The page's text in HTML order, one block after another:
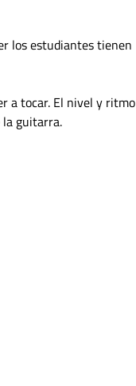
los estudiantes tienen
a tocar. El nivel y ritmo
la guitarra.